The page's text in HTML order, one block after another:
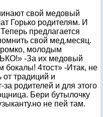
свой медовый
Горько родителям. И
предлагается
свой мед.месяц.
молодым
-За их медовый
бокалы! 4тост» -Итак, не
от традиций и
родителей и для этого
Бери бутылочку
не пей там.